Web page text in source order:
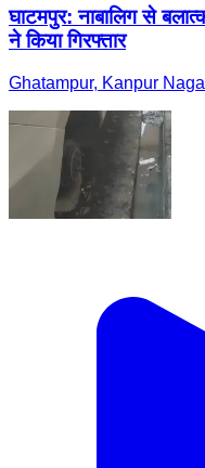
घाटमपुर: नाबालिग से
ने किया गिरफ्तार
Ghatampur, Kanpur